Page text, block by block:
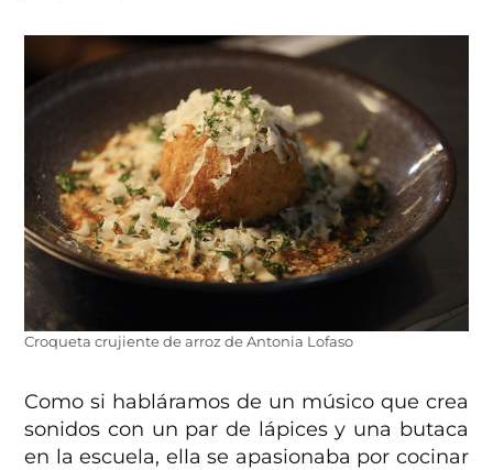
Croqueta crujiente de arroz de Antonia Lofaso
Como si habláramos de un músico que crea
sonidos con un par de lápices y una butaca
en la escuela, ella se apasionaba por cocinar